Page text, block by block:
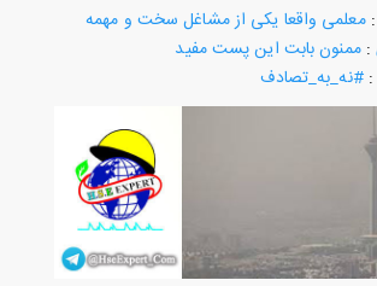
واقعا یکی از مشاغل سخت و مهمه
بابت این پست مفید